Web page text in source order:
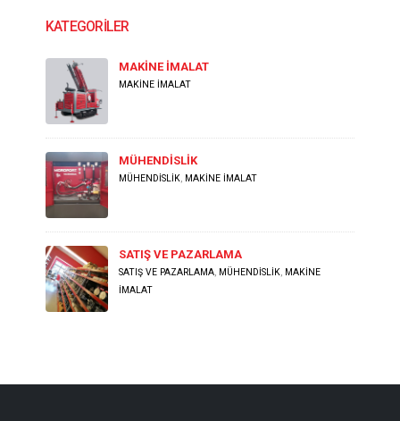
KATEGORİLER
MAKİNE İMALAT
MAKİNE İMALAT
MÜHENDİSLİK
MÜHENDİSLİK MAKİNE İMALAT
SATIŞ VE PAZARLAMA
SATIŞ VE PAZARLAMA, MÜHENDİSLİK, MAKİNE
İMALAT